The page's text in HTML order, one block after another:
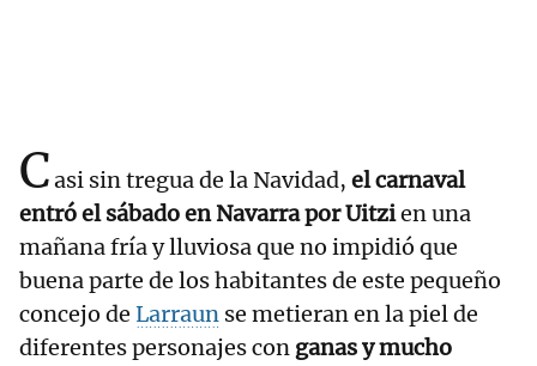
Casi sin tregua de la Navidad, el carnaval
entró el sábado en Navarra por Uitzien una
mañana fría y lluviosa que no impidió que
buena parte de los habitantes de este pequeño
concejo de Larraun se metieran en la piel de
diferentes personajes con ganas y mucho